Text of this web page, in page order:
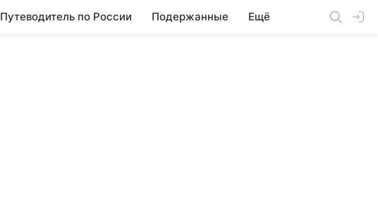
Путеводитель по России Подержанные Ещё